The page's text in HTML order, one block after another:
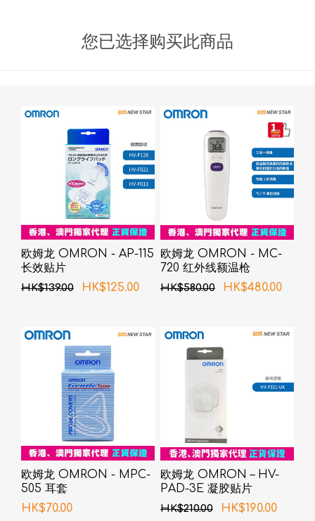
您已选择购买此商品
欧姆龙 OMRON - AP-115
长效贴片
HK$139.00 HK$125.00
欧姆龙 OMRON - MC-
720 红外线额温枪
HK$580.00 HK$480.00
欧姆龙 OMRON - MPC-
505 耳套
HK$70.00
欧姆龙 OMRON – HV-
PAD-3E 凝胶贴片
HK$210.00 HK$190.00